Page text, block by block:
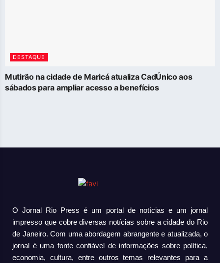
DESTAQUE
Mutirão na cidade de Maricá atualiza CadÚnico aos
sábados para ampliar acesso a benefícios
O Jornal Rio Press é um portal de notícias e um jornal
impresso que cobre diversas notícias sobre a cidade do Rio
de Janeiro. Com uma abordagem abrangente e atualizada, o
jornal é uma fonte confiável de informações sobre política,
economia, cultura, entre outros temas relevantes para a